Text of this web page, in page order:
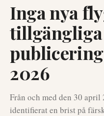
Inga nya
2026
Från och med den 30
identifierat en brist på